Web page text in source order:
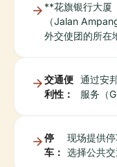
**花旗银行大厦
（Jalan
外交使团的所在
交通便
利性：
通过安
服务（
停
车：
现场提供
选择公共交